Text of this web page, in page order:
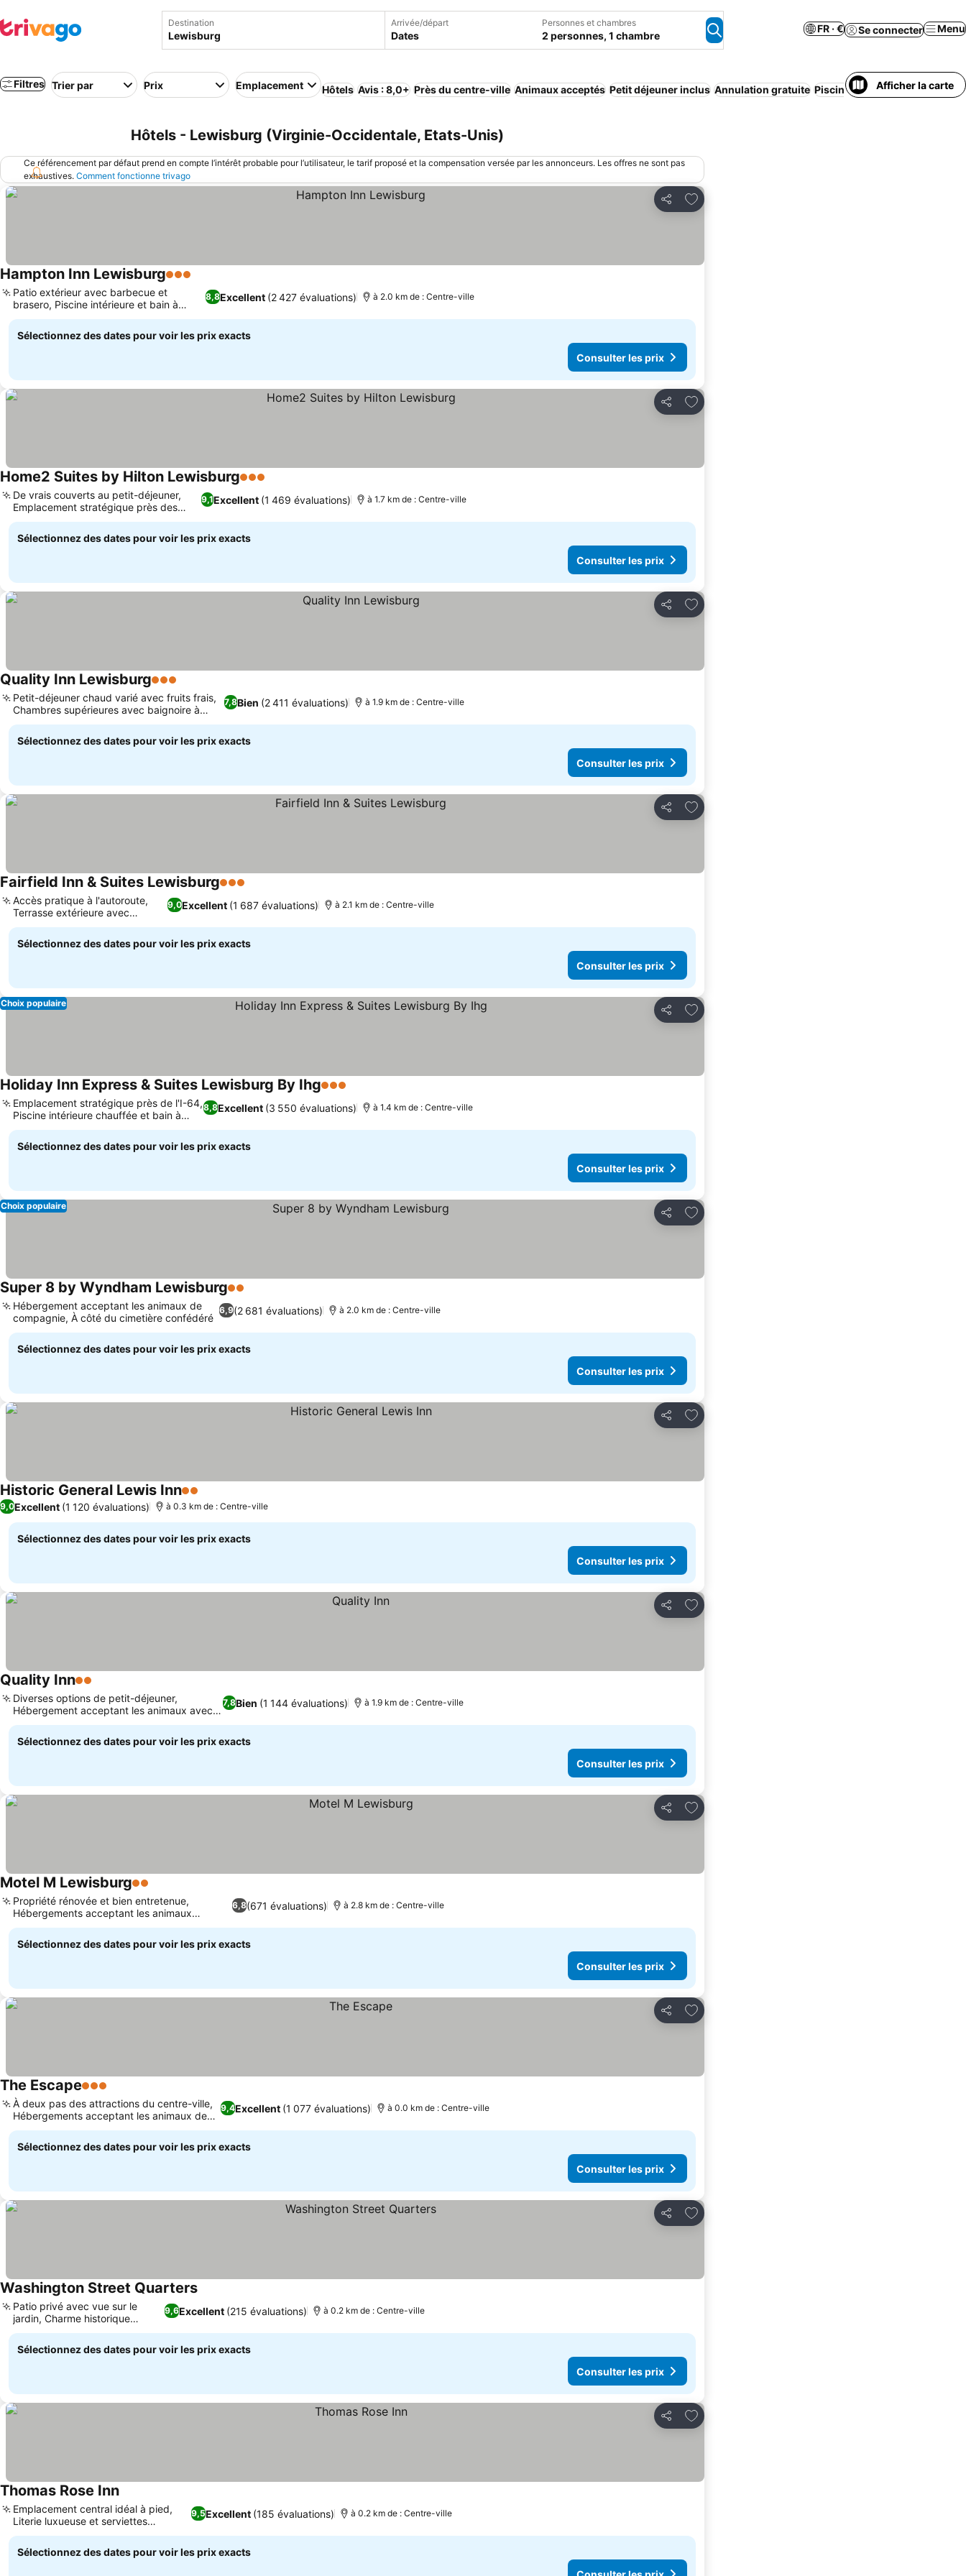
Destination Arrivée/départ
Dates
Personnes et chambres
2 personnes, 1 chambre
FR · € Se connecter Menu
Filtres Trier par Prix Emplacement Hôtels Avis : 8,0+ Près du centre-ville Animaux acceptés Petit déjeuner inclus Annulation gratuite Piscine Motel Maison/
Afficher la carte
Hôtels - Lewisburg (Virginie-Occidentale, Etats-Unis)
Ce référencement par défaut prend en compte l’intérêt probable pour l’utilisateur, le tarif proposé et la compensation versée par les annonceurs. Les offres ne sont pas
exhaustives. Comment fonctionne trivago
Partager
Ajouter à mes favoris
Hampton Inn Lewisburg3 Étoiles
8,8Excellent (2 427 évaluations)
Patio extérieur avec barbecue et
brasero, Piscine intérieure et bain à
remous apaisant
à 2.0 km de : Centre-ville
Sélectionnez des dates pour voir les prix exacts
Consulter les prix
Partager
Ajouter à mes favoris
Home2 Suites by Hilton Lewisburg3 Étoiles
9,1Excellent (1 469 évaluations)
De vrais couverts au petit-déjeuner,
Emplacement stratégique près des
attractions
à 1.7 km de : Centre-ville
Sélectionnez des dates pour voir les prix exacts
Consulter les prix
Partager
Ajouter à mes favoris
Quality Inn Lewisburg3 Étoiles
7,8Bien (2 411 évaluations)
Petit-déjeuner chaud varié avec fruits frais,
Chambres supérieures avec baignoire à
remous
à 1.9 km de : Centre-ville
Sélectionnez des dates pour voir les prix exacts
Consulter les prix
Partager
Ajouter à mes favoris
Fairfield Inn & Suites Lewisburg3 Étoiles
9,0Excellent (1 687 évaluations)
Accès pratique à l'autoroute,
Terrasse extérieure avec
brasero
à 2.1 km de : Centre-ville
Sélectionnez des dates pour voir les prix exacts
Consulter les prix
Partager
Ajouter à mes favoris
Choix populaire
Holiday Inn Express & Suites Lewisburg By Ihg3 Étoiles
8,8Excellent (3 550 évaluations)
Emplacement stratégique près de l'I-64,
Piscine intérieure chauffée et bain à
remous
à 1.4 km de : Centre-ville
Sélectionnez des dates pour voir les prix exacts
Consulter les prix
Partager
Ajouter à mes favoris
Choix populaire
Super 8 by Wyndham Lewisburg2 Étoiles
6,9(2 681 évaluations)
Hébergement acceptant les animaux de
compagnie, À côté du cimetière confédéré
à 2.0 km de : Centre-ville
Sélectionnez des dates pour voir les prix exacts
Consulter les prix
Partager
Ajouter à mes favoris
Historic General Lewis Inn2 Étoiles
9,0Excellent (1 120 évaluations) à 0.3 km de : Centre-ville
Sélectionnez des dates pour voir les prix exacts
Consulter les prix
Partager
Ajouter à mes favoris
Quality Inn2 Étoiles
7,8Bien (1 144 évaluations)
Diverses options de petit-déjeuner,
Hébergement acceptant les animaux avec
espace vert
à 1.9 km de : Centre-ville
Sélectionnez des dates pour voir les prix exacts
Consulter les prix
Partager
Ajouter à mes favoris
Motel M Lewisburg2 Étoiles
6,8(671 évaluations)
Propriété rénovée et bien entretenue,
Hébergements acceptant les animaux
domestiques
à 2.8 km de : Centre-ville
Sélectionnez des dates pour voir les prix exacts
Consulter les prix
Partager
Ajouter à mes favoris
The Escape3 Étoiles
9,4Excellent (1 077 évaluations)
À deux pas des attractions du centre-ville,
Hébergements acceptant les animaux de
compagnie
à 0.0 km de : Centre-ville
Sélectionnez des dates pour voir les prix exacts
Consulter les prix
Partager
Ajouter à mes favoris
Washington Street QuartersConsulter les prix
9,6Excellent (215 évaluations)
Patio privé avec vue sur le
jardin, Charme historique
rénové
à 0.2 km de : Centre-ville
Sélectionnez des dates pour voir les prix exacts
Consulter les prix
Partager
Ajouter à mes favoris
Thomas Rose InnConsulter les prix
9,5Excellent (185 évaluations)
Emplacement central idéal à pied,
Literie luxueuse et serviettes
moelleuses
à 0.2 km de : Centre-ville
Sélectionnez des dates pour voir les prix exacts